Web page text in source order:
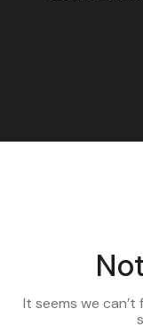
It seems we can’t